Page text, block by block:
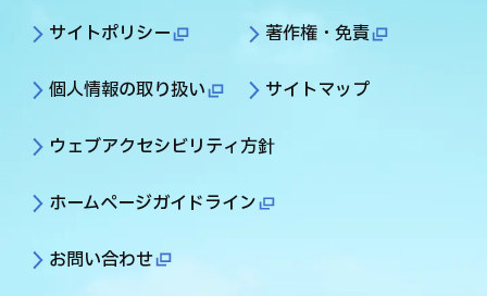
サイトポリシー 著作権・免責
個人情報の取り扱い サイトマップ
ウェブアクセシビリティ方針
ホームページガイドライン
お問い合わせ